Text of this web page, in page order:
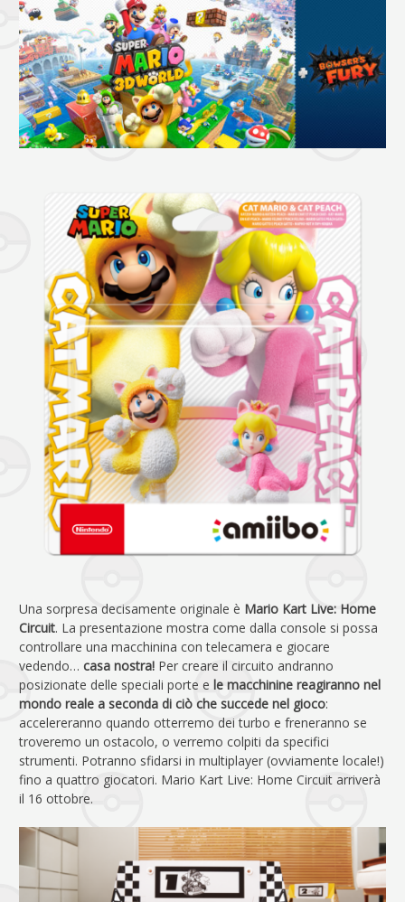
Una sorpresa decisamente originale è Mario Kart Live: Home
Circuit. La presentazione mostra come dalla console si possa
controllare una macchinina con telecamera e giocare
vedendo… casa nostra! Per creare il circuito andranno
posizionate delle speciali porte e le macchinine reagiranno nel
mondo reale a seconda di ciò che succede nel gioco:
accelereranno quando otterremo dei turbo e freneranno se
troveremo un ostacolo, o verremo colpiti da specifici
strumenti. Potranno sfidarsi in multiplayer (ovviamente locale!)
fino a quattro giocatori. Mario Kart Live: Home Circuit arriverà
il 16 ottobre.